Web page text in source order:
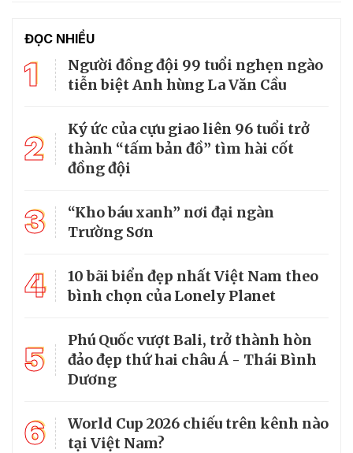
ĐỌC NHIỀU
1
Người đồng đội 99 tuổi nghẹn ngào
tiễn biệt Anh hùng La Văn Cầu
2
Ký ức của cựu giao liên 96 tuổi trở
thành “tấm bản đồ” tìm hài cốt
đồng đội
3
“Kho báu xanh” nơi đại ngàn
Trường Sơn
4
10 bãi biển đẹp nhất Việt Nam theo
bình chọn của Lonely Planet
5
Phú Quốc vượt Bali, trở thành hòn
đảo đẹp thứ hai châu Á - Thái Bình
Dương
6
World Cup 2026 chiếu trên kênh nào
tại Việt Nam?